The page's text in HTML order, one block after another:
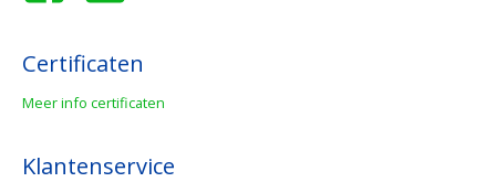
Certificaten
Meer info certificaten
Klantenservice